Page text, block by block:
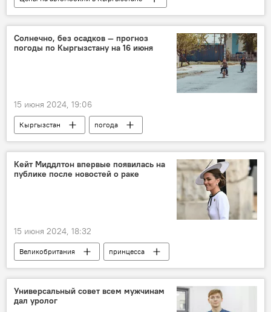
Инфографика
Кыргызстан
машина
авто минивэн
Солнечно, без осадков — прогноз
погоды по Кыргызстану на 16 июня
15 июня 2024, 19:06
Кыргызстан
погода
погода в Кыргызстане
прогноз погоды
Кейт Миддлтон впервые появилась на
публике после новостей о раке
15 июня 2024, 18:32
Великобритания
принцесса
Кейт Миддлтон
исчезновение
Универсальный совет всем мужчинам
дал уролог